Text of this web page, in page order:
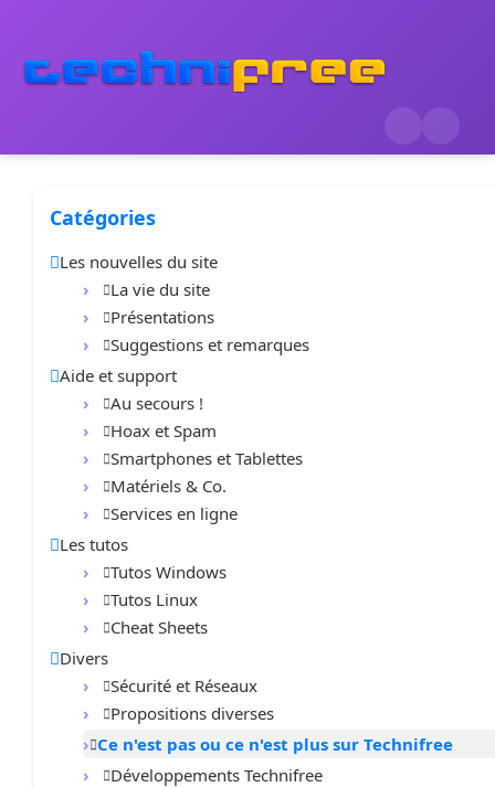
Catégories
Les nouvelles du site
La vie du site
Présentations
Suggestions et remarques
Aide et support
Au secours !
Hoax et Spam
Smartphones et Tablettes
Matériels & Co.
Services en ligne
Les tutos
Tutos Windows
Tutos Linux
Cheat Sheets
Divers
Sécurité et Réseaux
Propositions diverses
Ce n'est pas ou ce n'est plus sur Technifree
Développements Technifree